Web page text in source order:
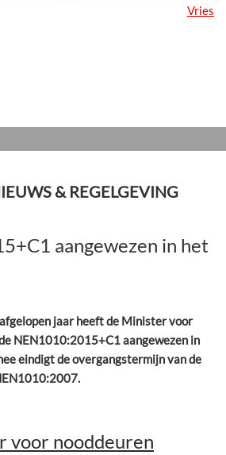
Vries
& REGELGEVING
aangewezen in het
jaar heeft de Minister voor
NEN1010:2015+C1 aangewezen in
eindigt de overgangstermijn van de
voor nooddeuren